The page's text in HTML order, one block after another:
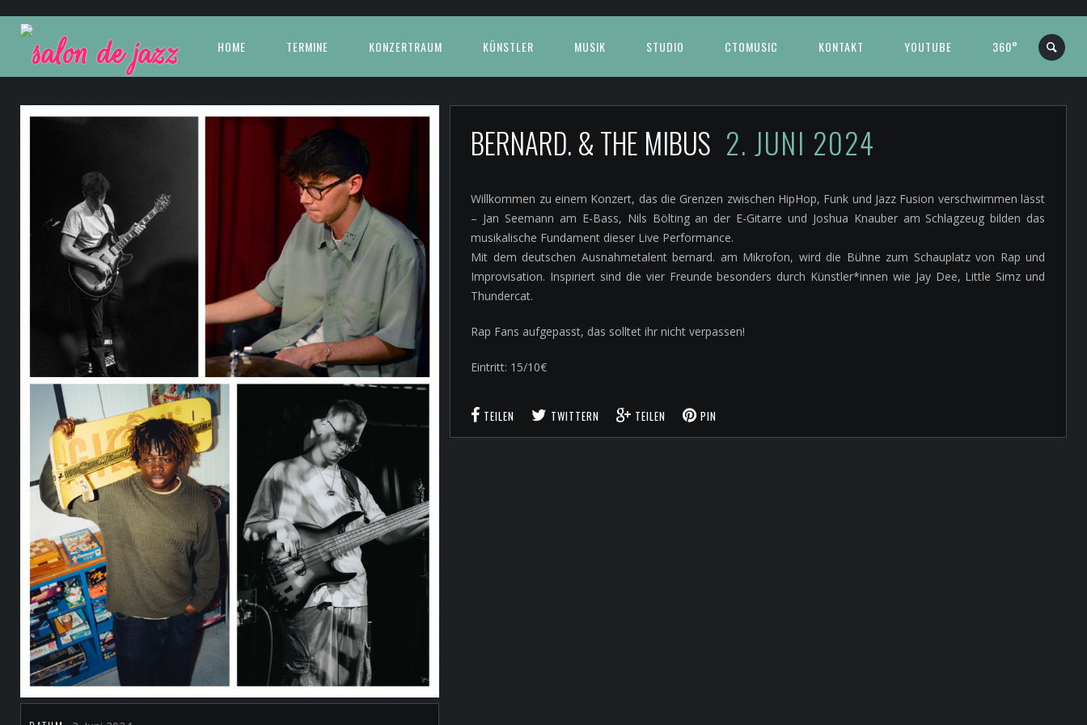
HOME TERMINE KONZERTRAUM KÜNSTLER MUSIK STUDIO CTOMUSIC KONTAKT YOUTUBE 360°
BERNARD. & THE MIBUS 2. JUNI 2024
Willkommen zu einem Konzert, das die Grenzen zwischen HipHop, Funk und Jazz Fusion verschwimmen lässt
– Jan Seemann am E-Bass, Nils Bölting an der E-Gitarre und Joshua Knauber am Schlagzeug bilden das
musikalische Fundament dieser Live Performance.
Mit dem deutschen Ausnahmetalent bernard. am Mikrofon, wird die Bühne zum Schauplatz von Rap und
Improvisation. Inspiriert sind die vier Freunde besonders durch Künstler*innen wie Jay Dee, Little Simz und
Thundercat.
Rap Fans aufgepasst, das solltet ihr nicht verpassen!
Eintritt: 15/10€
TEILEN TWITTERN TEILEN PIN